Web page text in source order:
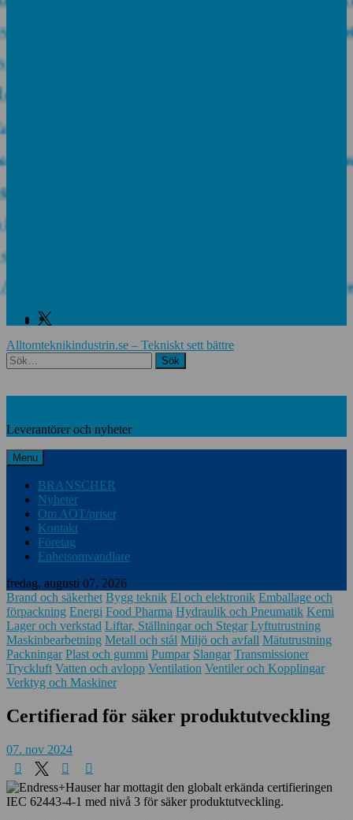
Advantics och stärker erbjudandet inom
Fixtures and Enhance Measuring Processes
ny rekordorder!
tål din miljö?
tilldelas prestigefyllt pris för industriellt
APL-Switchar i kompakt utförande
tecknar långsiktigt avtal
som växte när industrin blev digital
Alpine Europe fördjupar samarbetet för att
Facebook
Twitter
Alltomteknikindustrin.se – Tekniskt sett bättre
Search
Leverantörer och nyheter
Menu
BRANSCHER
Nyheter
Om AOT/priser
Kontakt
Företag
Enhetsomvandlare
fredag, augusti 07, 2026
Brand och säkerhet Bygg teknik El och elektronik Emballage och
förpackning Energi Food Pharma Hydraulik och Pneumatik Kemi
Lager och verkstad Liftar, Ställningar och Stegar Lyftutrustning
Maskinbearbetning Metall och stål Miljö och avfall Mätutrustning
Packningar Plast och gummi Pumpar Slangar Transmissioner
Tryckluft Vatten och avlopp Ventilation Ventiler och Kopplingar
Verktyg och Maskiner
Certifierad för säker produktutveckling
07. nov 2024